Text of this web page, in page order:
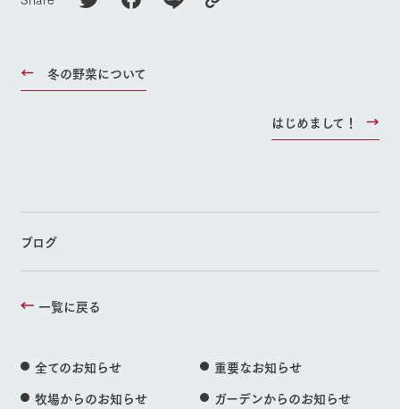
冬の野菜について
はじめまして！
ブログ
一覧に戻る
全てのお知らせ
重要なお知らせ
牧場からのお知らせ
ガーデンからのお知らせ